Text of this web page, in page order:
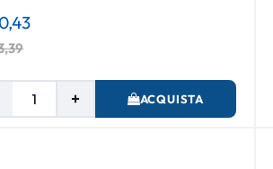
Quantità ACQUISTA